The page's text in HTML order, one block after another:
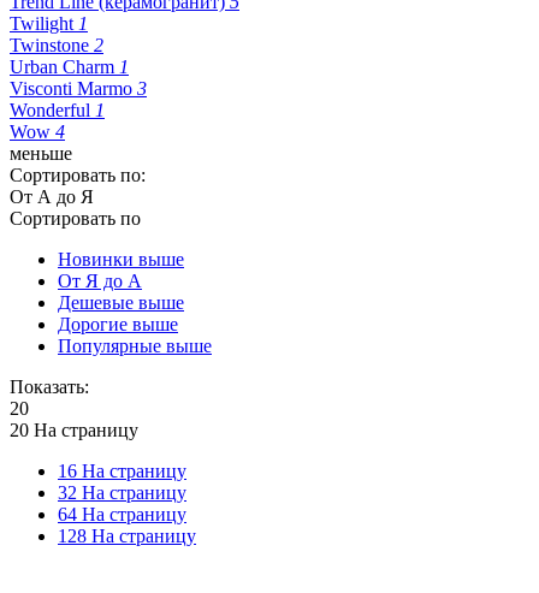
Twilight 1
Twinstone 2
Urban Charm 1
Visconti Marmo 3
Wonderful 1
Wow 4
меньше
Сортировать по:
От А до Я
Сортировать по
Новинки выше
От Я до А
Дешевые выше
Дорогие выше
Популярные выше
Показать:
20
20 На страницу
16 На страницу
32 На страницу
64 На страницу
128 На страницу